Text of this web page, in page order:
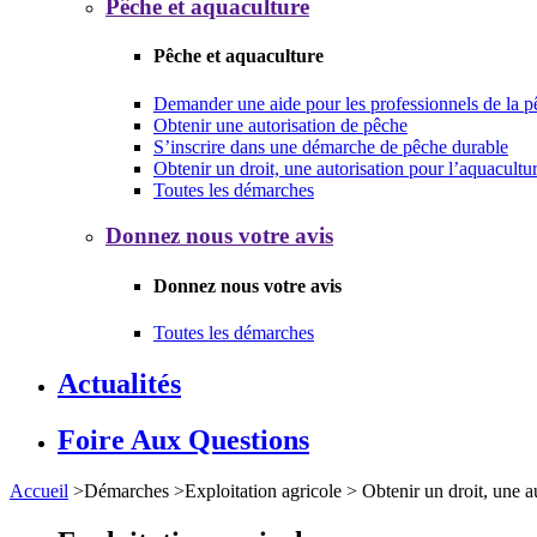
Pêche et aquaculture
Pêche et aquaculture
Demander une aide pour les professionnels de la
Obtenir une autorisation de pêche
S’inscrire dans une démarche de pêche durable
Obtenir un droit, une autorisation pour
Toutes les démarches
Donnez nous votre avis
Donnez nous votre avis
Toutes les démarches
Actualités
Foire Aux Questions
Accueil >Démarches >Exploitation agricole > Obtenir un droit, une